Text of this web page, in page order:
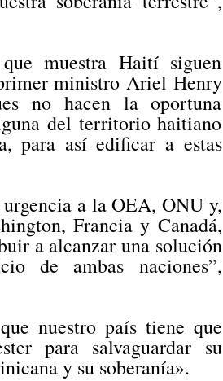
muestra Haití siguen
ministro Ariel Henry
no hacen la oportuna
del territorio haitiano
para así edificar a estas
a la OEA, ONU y,
Francia y Canadá,
a alcanzar una solución
de ambas naciones”,
nuestro país tiene que
para salvaguardar su
y su soberanía».